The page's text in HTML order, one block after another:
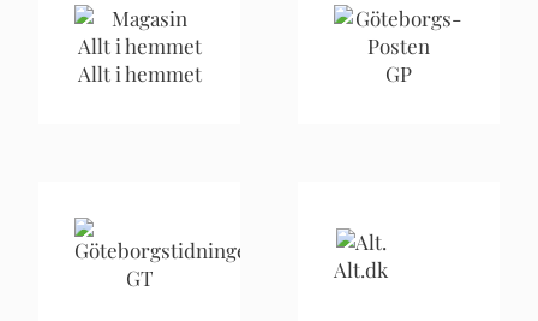
Allt i hemmet GP
GT Alt.dk